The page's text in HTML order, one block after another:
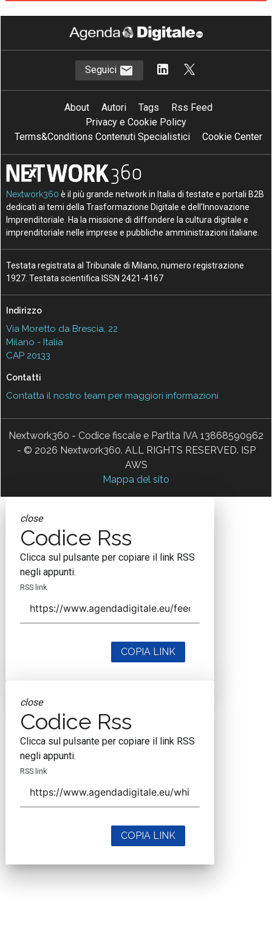
Seguici
About Autori Tags
Rss Feed
Privacy e Cookie Policy
Terms&Conditions Contenuti Specialistici
Cookie Center
Nextwork360 è il più grande network in Italia di testate e portali B2B
dedicati ai temi della Trasformazione Digitale e dell’Innovazione
Imprenditoriale. Ha la missione di diffondere la cultura digitale e
imprenditoriale nelle imprese e pubbliche amministrazioni italiane.
Testata registrata al Tribunale di Milano, numero registrazione
1927. Testata scientifica ISSN 2421-4167
Indirizzo
Via Moretto da Brescia, 22
Milano - Italia
CAP 20133
Contatti
Contatta il nostro team per maggiori informazioni
Nextwork360 - Codice fiscale e Partita IVA 13868590962
- © 2026 Nextwork360. ALL RIGHTS RESERVED. ISP
AWS
Mappa del sito
close
Codice Rss
Clicca sul pulsante per copiare il link RSS
negli appunti.
RSS link
COPIA LINK
close
Codice Rss
Clicca sul pulsante per copiare il link RSS
negli appunti.
RSS link
COPIA LINK